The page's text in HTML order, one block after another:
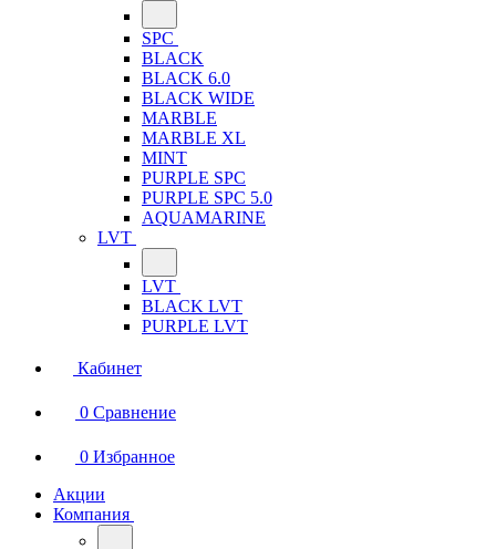
SPC
BLACK
BLACK 6.0
BLACK WIDE
MARBLE
MARBLE XL
MINT
PURPLE SPC
PURPLE SPC 5.0
AQUAMARINE
LVT
LVT
BLACK LVT
PURPLE LVT
Кабинет
0 Сравнение
0 Избранное
Акции
Компания